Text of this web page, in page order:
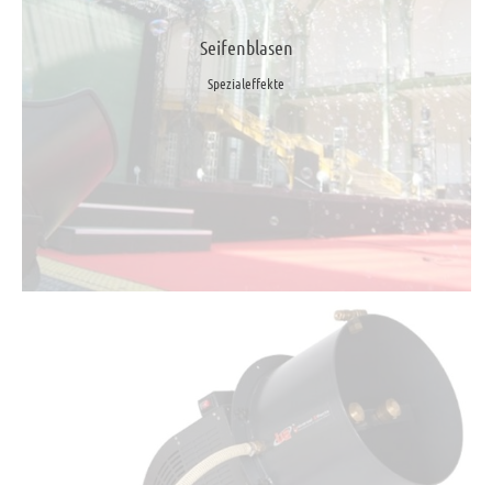
Seifenblasen
Spezialeffekte